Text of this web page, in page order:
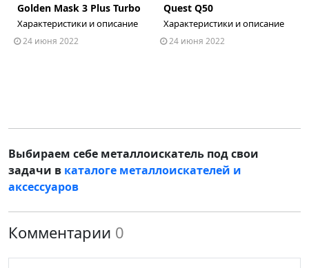
Golden Mask 3 Plus Turbo
Характеристики и описание
24 июня 2022
Quest Q50
Характеристики и описание
24 июня 2022
Выбираем себе металлоискатель под свои
задачи в каталоге металлоискателей и
аксессуаров
Комментарии 0